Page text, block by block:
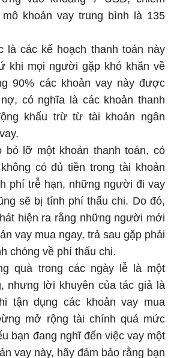
khoản vay trung bình là 135
là các kế hoạch thanh toán này
khi mọi người gặp khó khăn về
90% các khoản vay này được
có nghĩa là các khoản thanh
khấu trừ từ tài khoản ngân
bỏ lỡ một khoản thanh toán, có
có đủ tiền trong tài khoản
phí trễ hạn, những người đi vay
sẽ bị tính phí thấu chi. Do đó,
hiện ra rằng những người mới
vay mua ngay, trả sau gặp phải
chóng về phí thấu chi.
quà trong các ngày lễ là một
nhưng lời khuyên của tác giả là
tận dụng các khoản vay mua
mở rộng tài chính quá mức
bạn đang nghĩ đến việc vay một
vay này, hãy đảm bảo rằng bạn